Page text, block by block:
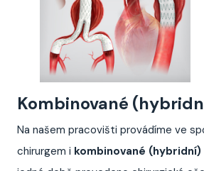
Kombinované
Na našem pracovišti provádíme ve
chirurgem i kombinované (hybridní)